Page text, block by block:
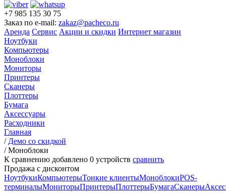
+7 985 135 30 75
Заказ по e-mail: zakaz@pacheco.ru
Аренда Сервис Акции и скидки Интернет магазин
Ноутбуки
Компьютеры
Моноблоки
Мониторы
Принтеры
Сканеры
Плоттеры
Бумага
Аксессуары
Расходники
Главная
/ Демо со скидкой
/Моноблоки
К сравнению добавлено 0 устройств сравнить
Продажа с дисконтом
НоутбукиКомпьютерыТонкие клиентыМоноблокиPOS-
терминалыМониторыПринтерыПлоттерыБумагаСканеры